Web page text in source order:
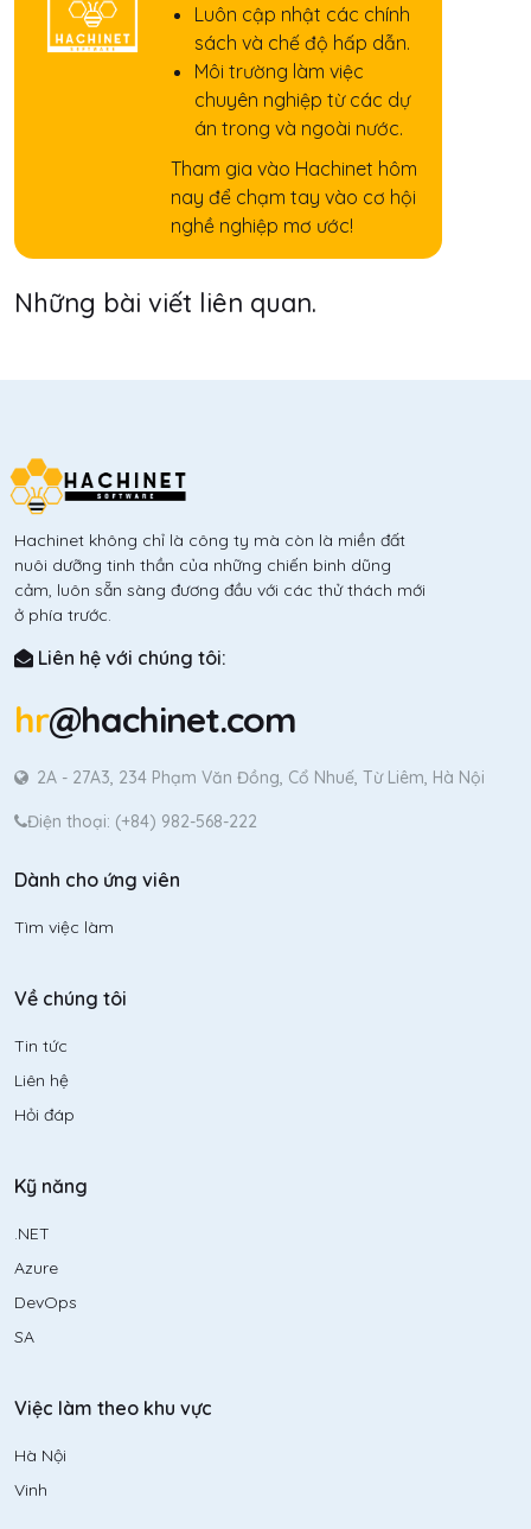
Luôn cập nhật các chính
sách và chế độ hấp dẫn.
Môi trường làm việc
chuyên nghiệp từ các dự
án trong và ngoài nước.
Tham gia vào Hachinet hôm
nay để chạm tay vào cơ hội
nghề nghiệp mơ ước!
Những bài viết liên quan.
Hachinet không chỉ là công ty mà còn là miền đất
nuôi dưỡng tinh thần của những chiến binh dũng
cảm, luôn sẵn sàng đương đầu với các thử thách mới
ở phía trước.
Liên hệ với chúng tôi:
hr@hachinet.com
2A - 27A3, 234 Phạm Văn Đồng, Cổ Nhuế, Từ Liêm, Hà Nội
Điện thoại: (+84) 982-568-222
Dành cho ứng viên
Tìm việc làm
Về chúng tôi
Tin tức
Liên hệ
Hỏi đáp
Kỹ năng
.NET
Azure
DevOps
SA
Việc làm theo khu vực
Hà Nội
Vinh